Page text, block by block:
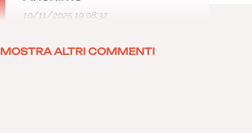
10/11/2025 19:08:32
MOSTRA ALTRI COMMENTI